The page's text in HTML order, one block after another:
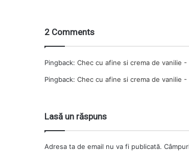
2 Comments
Pingback: Chec cu afine si crema de vanilie
Pingback: Chec cu afine si crema de vanilie
Lasă un răspuns
Adresa ta de email nu va fi publicată.